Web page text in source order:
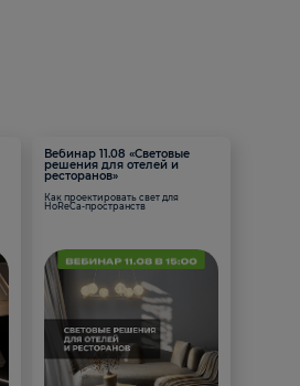
Вебинар 11.08 «Световые
решения для отелей и
ресторанов»
Как проектировать свет для
HoReCa-пространств